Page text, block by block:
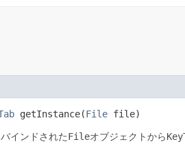
getInstance​(File file)
インドされたFileオブジェクトから